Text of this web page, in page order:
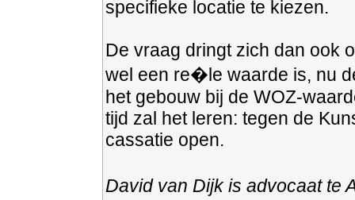
specifieke locatie te kiezen.
De vraag dringt zich dan ook
wel een re�le waarde is, nu
het gebouw bij de WOZ-
tijd zal het leren: tegen de
cassatie open.
David van Dijk is advocaat te